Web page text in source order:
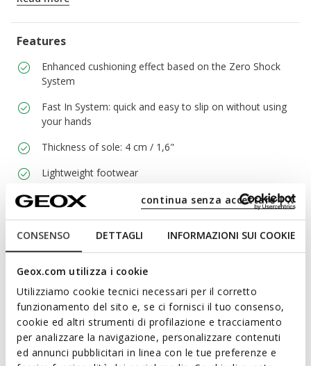
CONSENSO DETTAGLI INFORMAZIONI SUI COOKIE
Geox.com utilizza i cookie
Utilizziamo cookie tecnici necessari per il corretto
funzionamento del sito e, se ci fornisci il tuo consenso,
cookie ed altri strumenti di profilazione e tracciamento
per analizzare la navigazione, personalizzare contenuti
ed annunci pubblicitari in linea con le tue preferenze e
continua senza accettare | X
ITEM CODE:
Features
Enhanced cushioning effect based on the Zero Shock
System
Fast In System: quick and easy to slip on without using
your hands
Thickness of sole: 4 cm / 1,6"
Lightweight footwear
Elasticated laces to adjust the fit; Removable insole
Materials
Technologies
Learn about the attributes of